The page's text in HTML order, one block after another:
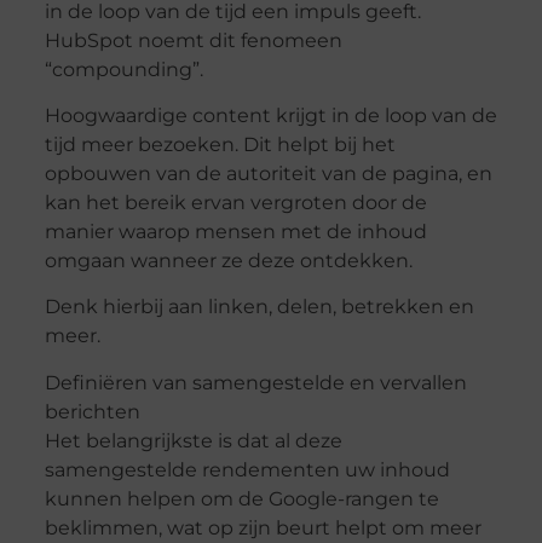
in de loop van de tijd een impuls geeft.
HubSpot noemt dit fenomeen
“compounding”.
Hoogwaardige content krijgt in de loop van de
tijd meer bezoeken. Dit helpt bij het
opbouwen van de autoriteit van de pagina, en
kan het bereik ervan vergroten door de
manier waarop mensen met de inhoud
omgaan wanneer ze deze ontdekken.
Denk hierbij aan linken, delen, betrekken en
meer.
Definiëren van samengestelde en vervallen
berichten
Het belangrijkste is dat al deze
samengestelde rendementen uw inhoud
kunnen helpen om de Google-rangen te
beklimmen, wat op zijn beurt helpt om meer